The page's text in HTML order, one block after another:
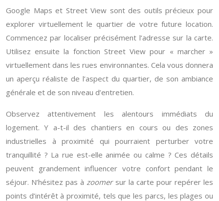
Google Maps et Street View sont des outils précieux pour
explorer virtuellement le quartier de votre future location.
Commencez par localiser précisément l’adresse sur la carte.
Utilisez ensuite la fonction Street View pour « marcher »
virtuellement dans les rues environnantes. Cela vous donnera
un aperçu réaliste de l’aspect du quartier, de son ambiance
générale et de son niveau d’entretien.
Observez attentivement les alentours immédiats du
logement. Y a-t-il des chantiers en cours ou des zones
industrielles à proximité qui pourraient perturber votre
tranquillité ? La rue est-elle animée ou calme ? Ces détails
peuvent grandement influencer votre confort pendant le
séjour. N’hésitez pas àzoomer sur la carte pour repérer les
points d’intérêt à proximité, tels que les parcs, les plages ou